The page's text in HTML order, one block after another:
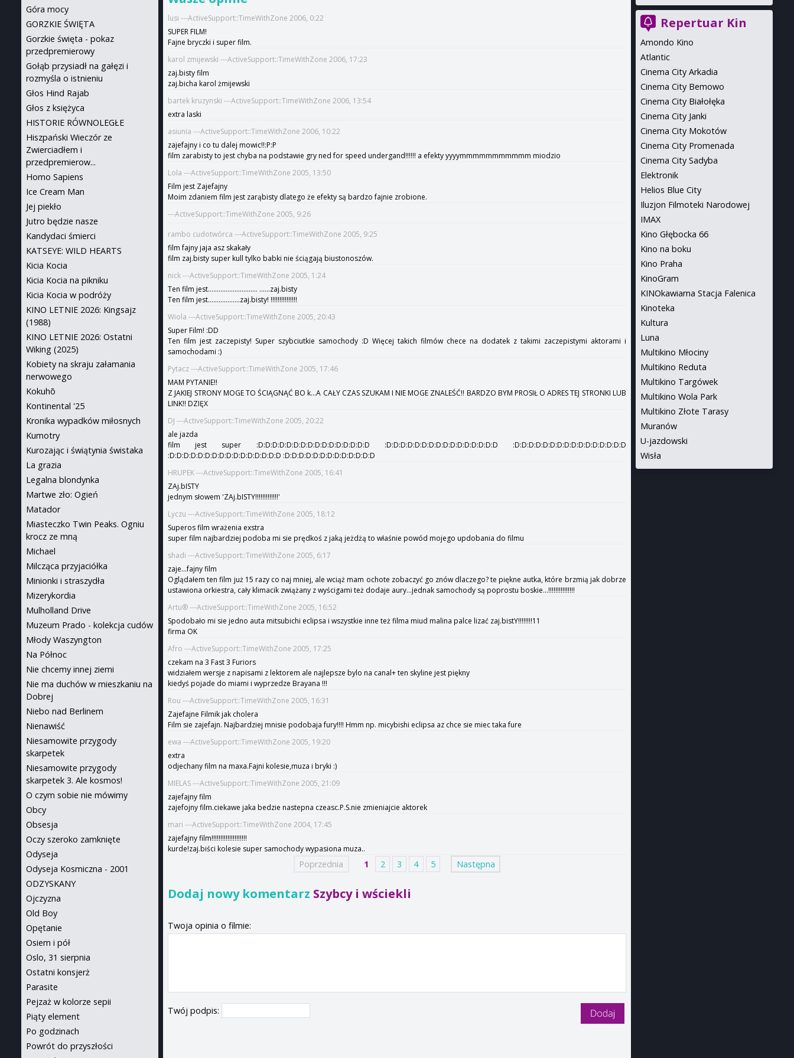
lusi ---ActiveSupport::TimeWithZone 2006, 0:22
SUPER FILM!
Fajne bryczki i super film.
karol zmijewski ---ActiveSupport::TimeWithZone 2006, 17:23
zaj.bisty film
zaj.bicha karol żmijewski
bartek kruzynski ---ActiveSupport::TimeWithZone 2006, 13:54
extra laski
asiunia ---ActiveSupport::TimeWithZone 2006, 10:22
zajefajny i co tu dalej mowic!!:P:P
film zarabisty to jest chyba na podstawie gry ned for speed undergand!!!!!! a efekty yyyymmmmmmmmmmm miodzio
Lola ---ActiveSupport::TimeWithZone 2005, 13:50
Film jest Zajefajny
Moim zdaniem film jest zarąbisty dlatego że efekty są bardzo fajnie zrobione.
---ActiveSupport::TimeWithZone 2005, 9:26
rambo cudotwórca ---ActiveSupport::TimeWithZone 2005, 9:25
film fajny jaja asz skakały
film zaj.bisty super kull tylko babki nie ściągają biustonoszów.
nick ---ActiveSupport::TimeWithZone 2005, 1:24
Ten film jest............................ ......zaj.bisty
Ten film jest..................zaj.bisty! !!!!!!!!!!!!!!!
Wiola ---ActiveSupport::TimeWithZone 2005, 20:43
Super Film! :DD
Ten film jest zaczepisty! Super szybciutkie samochody :D Więcej takich filmów chece na dodatek z takimi zaczepistymi aktorami i
samochodami :)
Pytacz ---ActiveSupport::TimeWithZone 2005, 17:46
MAM PYTANIE!!
Z JAKIEJ STRONY MOGE TO ŚCIĄGNĄĆ BO k...A CAŁY CZAS SZUKAM I NIE MOGE ZNALEŚĆ!! BARDZO BYM PROSIŁ O ADRES TEJ STRONKI LUB
LINK!! DZIĘX
DJ ---ActiveSupport::TimeWithZone 2005, 20:22
ale jazda
film jest super :D:D:D:D:D:D:D:D:D:D:D:D:D:D:D:D :D:D:D:D:D:D:D:D:D:D:D:D:D:D:D:D :D:D:D:D:D:D:D:D:D:D:D:D:D:D:D:D
:D:D:D:D:D:D:D:D:D:D:D:D:D:D:D:D :D:D:D:D:D:D:D:D:D:D:D:D:D
HRUPEK ---ActiveSupport::TimeWithZone 2005, 16:41
ZAj.bISTY
jednym słowem 'ZAj.bISTY!!!!!!!!!!!!!'
Lyczu ---ActiveSupport::TimeWithZone 2005, 18:12
Superos film wrażenia exstra
super film najbardziej podoba mi sie prędkoś z jaką jeżdżą to właśnie powód mojego updobania do filmu
shadi ---ActiveSupport::TimeWithZone 2005, 6:17
zaje...fajny film
Oglądałem ten film już 15 razy co naj mniej, ale wciąż mam ochote zobaczyć go znów dlaczego? te piękne autka, które brzmią jak dobrze
ustawiona orkiestra, cały klimacik zwiążany z wyścigami też dodaje aury...jednak samochody są poprostu boskie...!!!!!!!!!!!!!!!
Artu® ---ActiveSupport::TimeWithZone 2005, 16:52
Spodobało mi sie jedno auta mitsubichi eclipsa i wszystkie inne też filma miud malina palce lizać zaj.bistY!!!!!!!!11
firma OK
Afro ---ActiveSupport::TimeWithZone 2005, 17:25
czekam na 3 Fast 3 Furiors
widziałem wersje z napisami z lektorem ale najlepsze bylo na canal+ ten skyline jest piękny
kiedyś pojade do miami i wyprzedze Brayana !!!
Rou ---ActiveSupport::TimeWithZone 2005, 16:31
Zajefajne Filmik jak cholera
Film sie zajefajn. Najbardziej mnisie podobaja fury!!!! Hmm np. micybishi eclipsa az chce sie miec taka fure
ewa ---ActiveSupport::TimeWithZone 2005, 19:20
extra
odjechany film na maxa.Fajni kolesie,muza i bryki :)
MIELAS ---ActiveSupport::TimeWithZone 2005, 21:09
zajefajny film
zajefojny film.ciekawe jaka bedzie nastepna czeasc.P.S.nie zmieniajcie aktorek
mari ---ActiveSupport::TimeWithZone 2004, 17:45
zajefajny film!!!!!!!!!!!!!!!!!!!!
kurde!zaj.biści kolesie super samochody wypasiona muza..
Poprzednia 1 2 3 4 5 Następna
Dodaj nowy komentarz Szybcy i wściekli
Twoja opinia o filmie:
Twój podpis:
Repertuar Kin
Amondo Kino
Atlantic
Cinema City Arkadia
Cinema City Bemowo
Cinema City Białołęka
Cinema City Janki
Cinema City Mokotów
Cinema City Promenada
Cinema City Sadyba
Elektronik
Helios Blue City
Iluzjon Filmoteki Narodowej
IMAX
Kino Głębocka 66
Kino na boku
Kino Praha
KinoGram
KINOkawiarna Stacja Falenica
Kinoteka
Kultura
Luna
Multikino Młociny
Multikino Reduta
Multikino Targówek
Multikino Wola Park
Multikino Złote Tarasy
Muranów
U-jazdowski
Wisła
Góra mocy
GORZKIE ŚWIĘTA
Gorzkie święta - pokaz
przedpremierowy
Gołąb przysiadł na gałęzi i
rozmyśla o istnieniu
Głos Hind Rajab
Głos z księżyca
HISTORIE RÓWNOLEGŁE
Hiszpański Wieczór ze
Zwierciadłem i
przedpremierow...
Homo Sapiens
Ice Cream Man
Jej piekło
Jutro będzie nasze
Kandydaci śmierci
KATSEYE: WILD HEARTS
Kicia Kocia
Kicia Kocia na pikniku
Kicia Kocia w podróży
KINO LETNIE 2026: Kingsajz
(1988)
KINO LETNIE 2026: Ostatni
Wiking (2025)
Kobiety na skraju załamania
nerwowego
Kokuhō
Kontinental '25
Kronika wypadków miłosnych
Kumotry
Kurozając i świątynia świstaka
La grazia
Legalna blondynka
Martwe zło: Ogień
Matador
Miasteczko Twin Peaks. Ogniu
krocz ze mną
Michael
Milcząca przyjaciółka
Minionki i straszydła
Mizerykordia
Mulholland Drive
Muzeum Prado - kolekcja cudów
Młody Waszyngton
Na Północ
Nie chcemy innej ziemi
Nie ma duchów w mieszkaniu na
Dobrej
Niebo nad Berlinem
Nienawiść
Niesamowite przygody
skarpetek
Niesamowite przygody
skarpetek 3. Ale kosmos!
O czym sobie nie mówimy
Obcy
Obsesja
Oczy szeroko zamknięte
Odyseja
Odyseja Kosmiczna - 2001
ODZYSKANY
Ojczyzna
Old Boy
Opętanie
Osiem i pół
Oslo, 31 sierpnia
Ostatni konsjerż
Parasite
Pejzaż w kolorze sepii
Piąty element
Po godzinach
Powrót do przyszłości